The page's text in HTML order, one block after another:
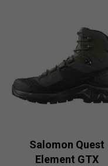
Salomon Quest
Element GTX